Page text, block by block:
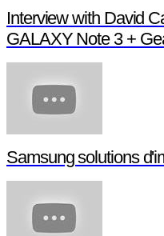
Interview with David
GALAXY Note 3 +
Samsung solutions